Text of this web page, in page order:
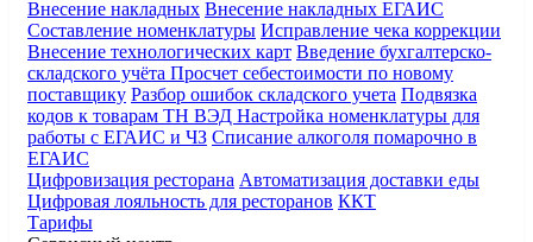
Внесение накладных Внесение накладных ЕГАИС
Составление номенклатуры Исправление чека коррекции
Внесение технологических карт Введение бухгалтерско-
складского учёта Просчет себестоимости по новому
поставщику Разбор ошибок складского учета Подвязка
кодов к товарам ТН ВЭД Настройка номенклатуры для
работы с ЕГАИС и ЧЗ Списание алкоголя помарочно в
ЕГАИС
Цифровизация ресторана Автоматизация доставки еды
Цифровая лояльность для ресторанов ККТ
Тарифы